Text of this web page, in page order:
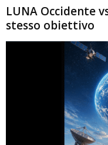
LUNA Occidente
stesso obiettivo